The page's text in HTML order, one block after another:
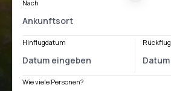
Nach
Hinflugdatum
Wie viele Personen?